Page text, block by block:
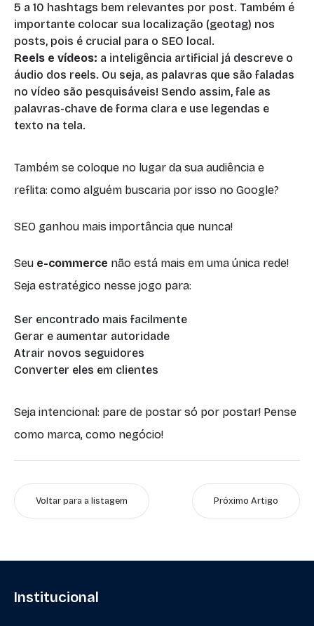
5 a 10 hashtags bem relevantes por post. Também é
importante colocar sua localização (geotag) nos
posts, pois é crucial para o SEO local.
Reels e vídeos: a inteligência artificial já descreve o
áudio dos reels. Ou seja, as palavras que são faladas
no vídeo são pesquisáveis! Sendo assim, fale as
palavras-chave de forma clara e use legendas e
texto na tela.
Também se coloque no lugar da sua audiência e
reflita: como alguém buscaria por isso no Google?
SEO ganhou mais importância que nunca!
Seu e-commerce não está mais em uma única rede!
Seja estratégico nesse jogo para:
Ser encontrado mais facilmente
Gerar e aumentar autoridade
Atrair novos seguidores
Converter eles em clientes
Seja intencional: pare de postar só por postar! Pense
como marca, como negócio!
Voltar para a listagem Próximo Artigo
Institucional